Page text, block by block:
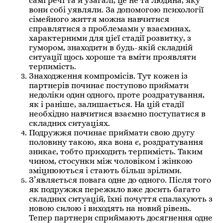
вони собі уявляли. За допомогою психології
сімейного життя можна навчитися
справлятися з проблемами у взаєминах,
характерними для цієї стадії розвитку, з
гумором, знаходити в будь-якій складній
ситуації щось хороше та вміти проявляти
терпимість.
Знаходження компромісів. Тут кожен із
партнерів починає поступово приймати
недоліки один одного, проте роздратування,
як і раніше, залишається. На цій стадії
необхідно навчитися взаємно поступатися в
складних ситуаціях.
Подружжя починає приймати свою другу
половину такою, яка вона є, роздратування
зникає, тобто приходить терпимість. Таким
чином, стосунки між чоловіком і жінкою
зміцнюються і стають більш зрілими.
З’являється повага одне до одного. Після того
як подружжя пережило вже досить багато
складних ситуацій, їхні почуття спалахують з
новою силою і виходять на новий рівень.
Тепер партнери сприймають досягнення одне